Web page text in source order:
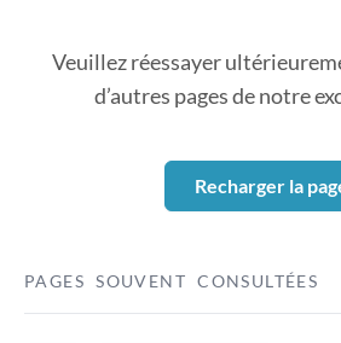
Veuillez réessayer
d’autres pages de notre
Recharger la
PAGES SOUVENT CONSULTÉES